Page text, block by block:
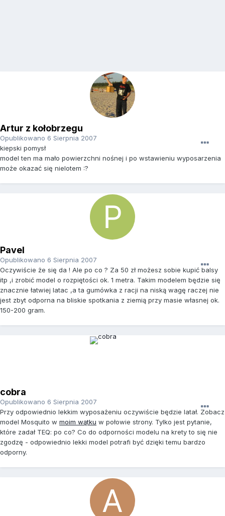
Artur z kołobrzegu
Opublikowano 6 Sierpnia 2007
kiepski pomysł
model ten ma mało powierzchni nośnej i po wstawieniu wyposarzenia
może okazać się nielotem :?
Pavel
Opublikowano 6 Sierpnia 2007
Oczywiście że się da ! Ale po co ? Za 50 zł możesz sobie kupić balsy
itp ,i zrobić model o rozpiętości ok. 1 metra. Takim modelem będzie się
znacznie łatwiej latac ,a ta gumówka z racji na niską wagę raczej nie
jest zbyt odporna na bliskie spotkania z ziemią przy masie własnej ok.
150-200 gram.
cobra
Opublikowano 6 Sierpnia 2007
Przy odpowiednio lekkim wyposażeniu oczywiście będzie latał. Zobacz
model Mosquito w moim wątku w połowie strony. Tylko jest pytanie,
które zadał TEQ: po co? Co do odporności modelu na krety to się nie
zgodzę - odpowiednio lekki model potrafi być dzięki temu bardzo
odporny.